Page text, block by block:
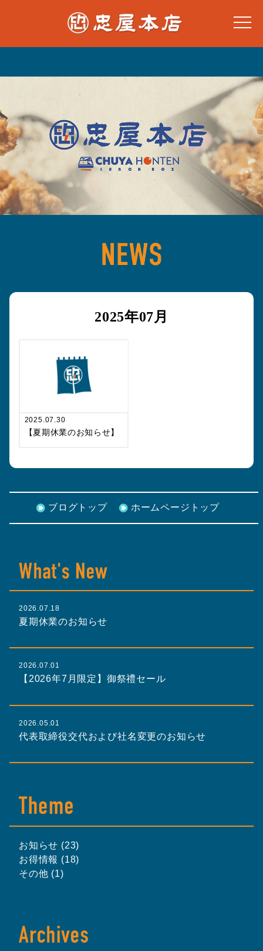
2025年07月
2025.07.30
【夏期休業のお知らせ】
ブログトップ ホームページトップ
2026.07.18
夏期休業のお知らせ
2026.07.01
【2026年7月限定】御祭禮セール
2026.05.01
代表取締役交代および社名変更のお知らせ
お知らせ (23)
お得情報 (18)
その他 (1)